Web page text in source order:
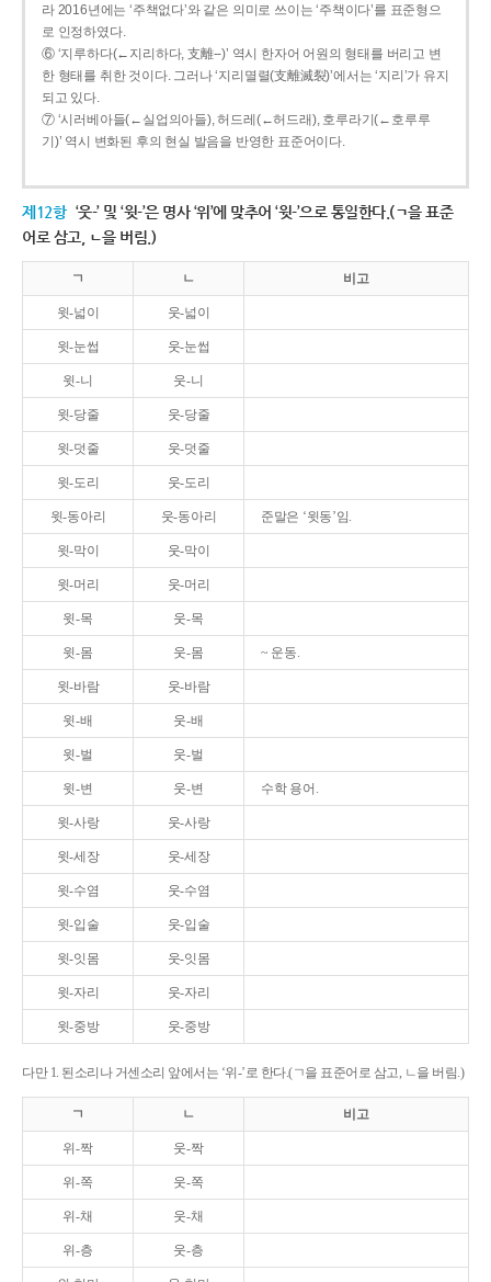
라 2016년에는 ‘주책없다’와 같은 의미로 쓰이는 ‘주책이다’를 표준형으
로 인정하였다.
⑥ ‘지루하다(←지리하다, 支離--)’ 역시 한자어 어원의 형태를 버리고 변
한 형태를 취한 것이다. 그러나 ‘지리멸렬(支離滅裂)’에서는 ‘지리’가 유지
되고 있다.
⑦ ‘시러베아들(←실업의아들), 허드레(←허드래), 호루라기(←호루루
기)’ 역시 변화된 후의 현실 발음을 반영한 표준어이다.
제12항 ‘웃-’ 및 ‘윗-’은 명사 ‘위’에 맞추어 ‘윗-’으로 통일한다.(ㄱ을 표준
어로 삼고, ㄴ을 버림.)
ㄱ ㄴ 비고
윗-넓이 웃-넓이
윗-눈썹 웃-눈썹
윗-니 웃-니
윗-당줄 웃-당줄
윗-덧줄 웃-덧줄
윗-도리 웃-도리
윗-동아리 웃-동아리 준말은 ‘윗동’임.
윗-막이 웃-막이
윗-머리 웃-머리
윗-목 웃-목
윗-몸 웃-몸 ~ 운동.
윗-바람 웃-바람
윗-배 웃-배
윗-벌 웃-벌
윗-변 웃-변 수학 용어.
윗-사랑 웃-사랑
윗-세장 웃-세장
윗-수염 웃-수염
윗-입술 웃-입술
윗-잇몸 웃-잇몸
윗-자리 웃-자리
윗-중방 웃-중방
다만 1. 된소리나 거센소리 앞에서는 ‘위-’로 한다.(ㄱ을 표준어로 삼고, ㄴ을 버림.)
ㄱ ㄴ 비고
위-짝 웃-짝
위-쪽 웃-쪽
위-채 웃-채
위-층 웃-층